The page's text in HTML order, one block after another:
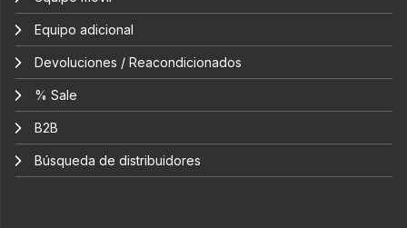
Equipo adicional
Devoluciones / Reacondicionados
% Sale
B2B
Búsqueda de distribuidores